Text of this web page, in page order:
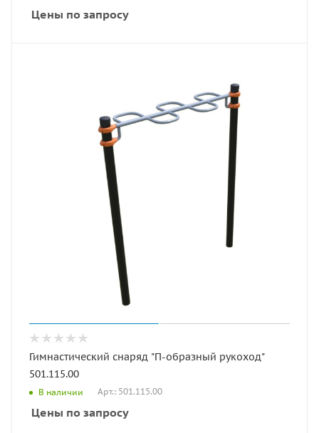
Цены по запросу
Гимнастический снаряд "П-образный рукоход"
501.115.00
В наличии Арт.: 501.115.00
Цены по запросу